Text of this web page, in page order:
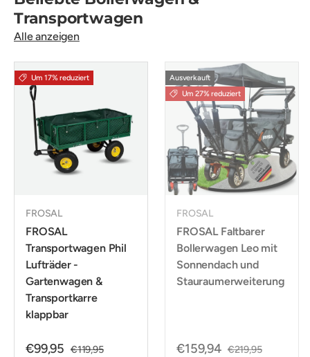
Transportwagen
Alle anzeigen
Um 17% reduziert
FROSAL
FROSAL
Transportwagen Phil
Lufträder -
Gartenwagen &
Transportkarre
klappbar
€99,95 €119,95
Ausverkauft
Um 27% reduziert
FROSAL
FROSAL Faltbarer
Bollerwagen Leo mit
Sonnendach und
Stauraumerweiterung
€159,94 €219,95